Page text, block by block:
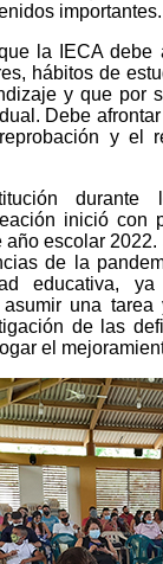
importantes.
la IECA debe
hábitos de
y que por
Debe
y el
durante
inició con
escolar
de la
educativa,
una tarea
de las
el